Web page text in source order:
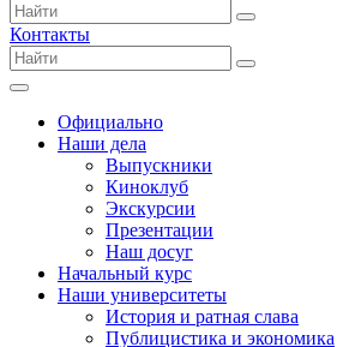
Контакты
Официально
Наши дела
Выпускники
Киноклуб
Экскурсии
Презентации
Наш досуг
Начальный курс
Наши университеты
История и ратная слава
Публицистика и экономика